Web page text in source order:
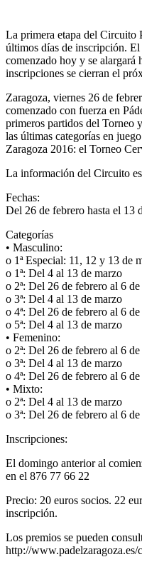
La primera etapa del Circuito
últimos días de inscripción.
comenzado hoy y se alargará
inscripciones se cierran el
Zaragoza, viernes 26 de
comenzado con fuerza en
primeros partidos del Torneo
las últimas categorías en
Zaragoza 2016: el Torneo
La información del Circuito
Fechas:
Del 26 de febrero hasta el 13
Categorías
• Masculino:
o 1ª Especial: 11, 12 y 13 de
o 1ª: Del 4 al 13 de marzo
o 2ª: Del 26 de febrero al 6
o 3ª: Del 4 al 13 de marzo
o 4ª: Del 26 de febrero al 6
o 5ª: Del 4 al 13 de marzo
• Femenino:
o 2ª: Del 26 de febrero al 6
o 3ª: Del 4 al 13 de marzo
o 4ª: Del 26 de febrero al 6
• Mixto:
o 2ª: Del 4 al 13 de marzo
o 3ª: Del 26 de febrero al 6
Inscripciones:
El domingo anterior al
en el 876 77 66 22
Precio: 20 euros socios. 22
inscripción.
Los premios se pueden
http://